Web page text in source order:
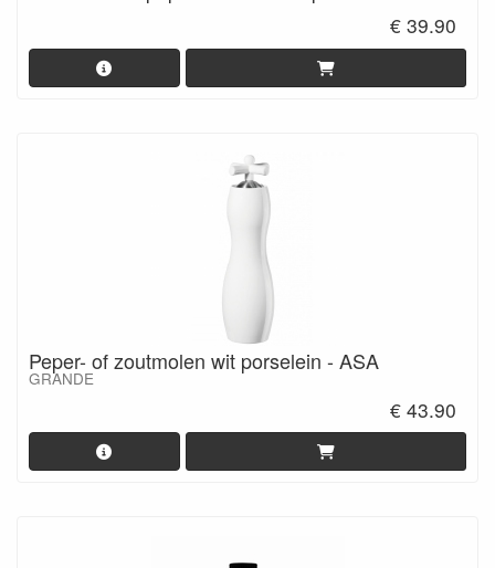
€ 39.90
Peper- of zoutmolen wit porselein - ASA
GRANDE
€ 43.90